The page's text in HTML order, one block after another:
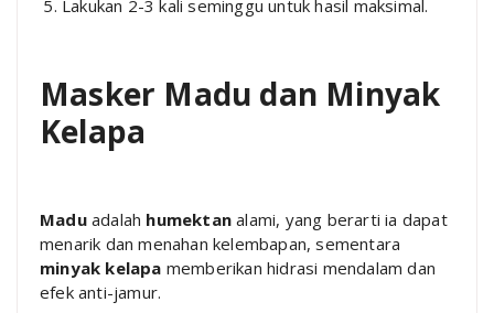
Lakukan 2-3 kali seminggu untuk hasil maksimal.
Masker Madu dan Minyak
Kelapa
Maduadalah humektan alami, yang berarti ia dapat
menarik dan menahan kelembapan, sementara
minyak kelapa memberikan hidrasi mendalam dan
efek anti-jamur.